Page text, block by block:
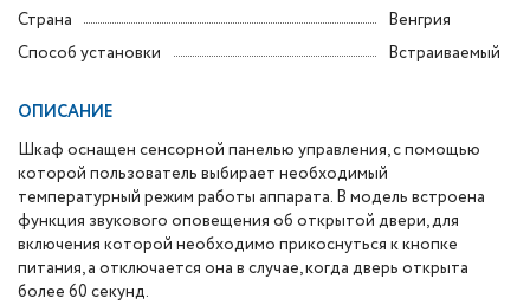
Страна
Венгрия
Способ установки
Встраиваемый
ОПИСАНИЕ
Шкаф оснащен сенсорной панелью управления, с помощью
которой пользователь выбирает необходимый
температурный режим работы аппарата. В модель встроена
функция звукового оповещения об открытой двери, для
включения которой необходимо прикоснуться к кнопке
питания, а отключается она в случае, когда дверь открыта
более 60 секунд.